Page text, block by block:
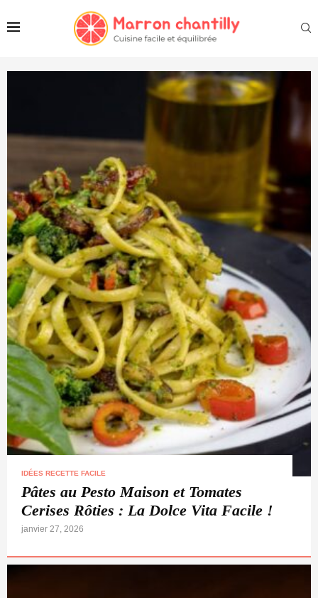
IDÉES RECETTE FACILE
Pâtes au Pesto Maison et Tomates
Cerises Rôties : La Dolce Vita Facile !
janvier 27, 2026